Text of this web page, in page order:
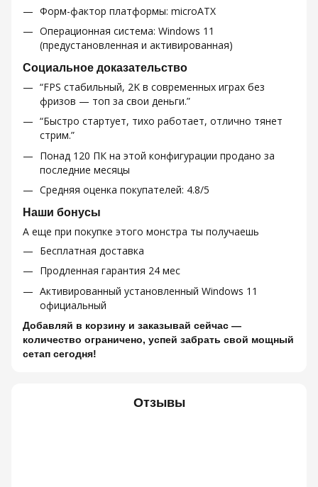
Форм-фактор платформы: microATX
Операционная система: Windows 11
(предустановленная и активированная)
Социальное доказательство
“FPS стабильный, 2K в современных играх без
фризов — топ за свои деньги.”
“Быстро стартует, тихо работает, отлично тянет
стрим.”
Понад 120 ПК на этой конфигурации продано за
последние месяцы
Средняя оценка покупателей: 4.8/5
Наши бонусы
А еще при покупке этого монстра ты получаешь
Бесплатная доставка
Продленная гарантия 24 мес
Активированный установленный Windows 11
официальный
Добавляй в корзину и заказывай сейчас —
количество ограничено, успей забрать свой мощный
сетап сегодня!
Отзывы